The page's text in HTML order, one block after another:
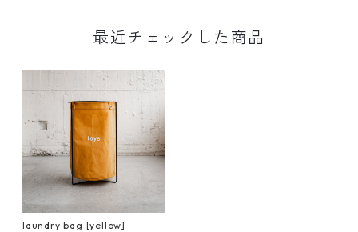
最近チェックした商品
laundry bag [yellow]